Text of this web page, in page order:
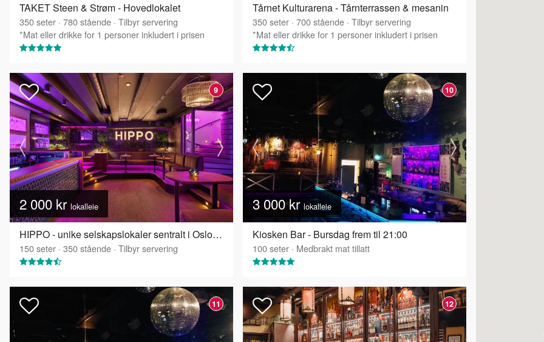
TAKET Steen & Strøm - Hovedlokalet
350seter · 780stående · Tilbyr servering
*Mat eller drikke for 1 personer inkludert i prisen
Tårnet Kulturarena - Tårnterrassen & mesanin
350seter · 700stående · Tilbyr servering
*Mat eller drikke for 1 personer inkludert i prisen
9
2 000 kr lokalleie
HIPPO - unike selskapslokaler sentralt i Oslo - Hippo
150seter · 350stående · Tilbyr servering
10
3 000 kr lokalleie
Kiosken Bar - Bursdag frem til 21:00
100seter · Medbrakt mat tillatt
11 12